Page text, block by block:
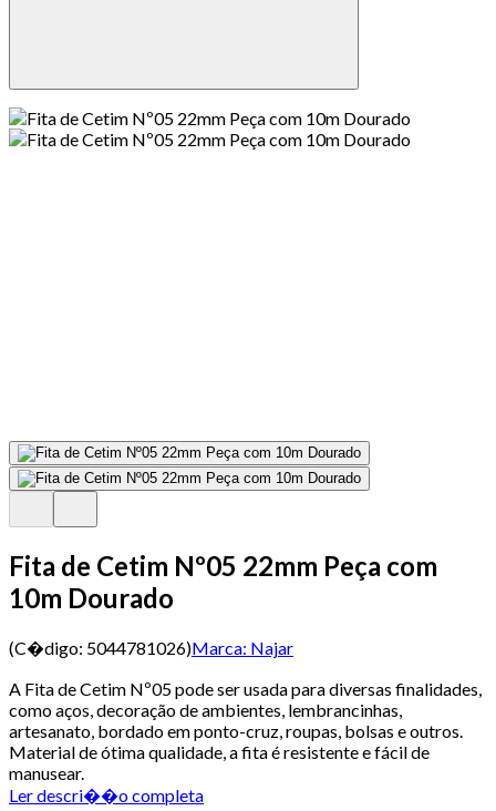
Fita de Cetim Nº05 22mm Peça com
10m Dourado
(C�digo: 5044781026)Marca: Najar
A Fita de Cetim Nº05 pode ser usada para diversas finalidades,
como aços, decoração de ambientes, lembrancinhas,
artesanato, bordado em ponto-cruz, roupas, bolsas e outros.
Material de ótima qualidade, a fita é resistente e fácil de
manusear.
Ler descri��o completa